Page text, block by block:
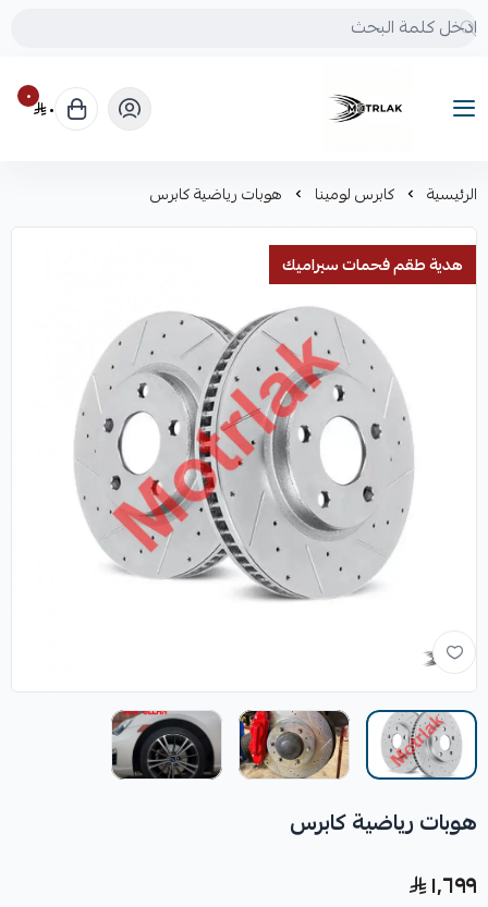
Motrlak
٠ ٠
الرئيسية كابرس لومينا هوبات رياضية كابرس
هدية طقم فحمات سيراميك
هوبات رياضية كابرس
١٬٦٩٩